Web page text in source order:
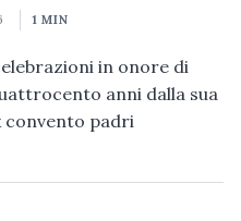
1 MIN
in onore di
anni dalla sua
convento padri